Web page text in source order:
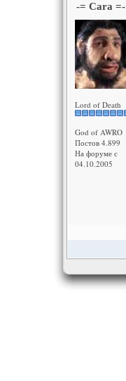
-= Cara =-
Lord of Death
God of AWRO
Постов 4.899
На форуме с
04.10.2005